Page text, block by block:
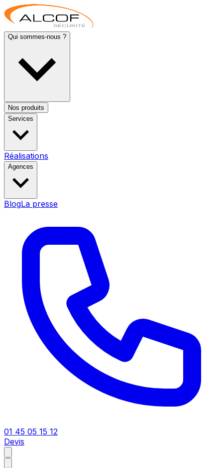
Qui sommes-nous ?
Nos produits
Services
Réalisations
Agences
BlogLa presse
01 45 05 15 12
Devis